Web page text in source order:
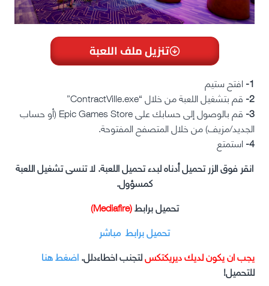
تنزيل ملف اللعبة
1- افتح ستيم
2- قم بتشغيل اللعبة من خلال “ContractVille.exe”
3-
قم بالوصول إلى حسابك على Epic Games Store (أو حساب
الجديد/مزيف) من خلال المتصفح المفتوحة.
4- استمتع
انقر فوق الزر تحميل أدناه لبدء تحميل اللعبة. لا تنسى تشغيل اللعبة
كمسؤول.
تحميل برابط(Mediafire)
تحميل برابط مباشر
يجب ان يكون لديك ديريكتكسلتجنب اخطاءدلل.اضغط هنا
للتحميل!